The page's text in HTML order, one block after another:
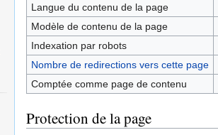
Langue du contenu de la page
Modèle de contenu de la page
Indexation par robots
Nombre de redirections vers cette page
Comptée comme page de contenu
Protection de la page